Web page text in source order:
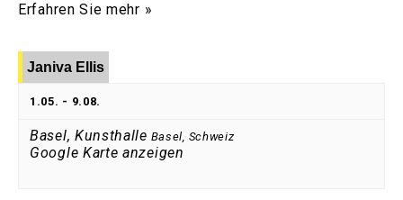
Erfahren Sie mehr »
Janiva Ellis
1.05. - 9.08.
Basel, Kunsthalle Basel, Schweiz
Google Karte anzeigen